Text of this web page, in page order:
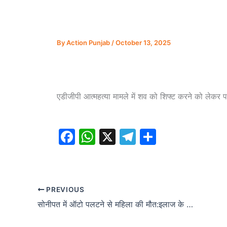
ByAction Punjab /October 13, 2025
एडीजीपी आत्महत्या मामले में शव को शिफ्ट करने को लेकर
F
e
b
W
A
X
T
a
PREVIOUS
सोनीपत में ऑटो पलटने से महिला की मौत:इलाज के दौरान रोहतक पीजीआई में तोड़ा दम; किराए पर लेकर गई थी